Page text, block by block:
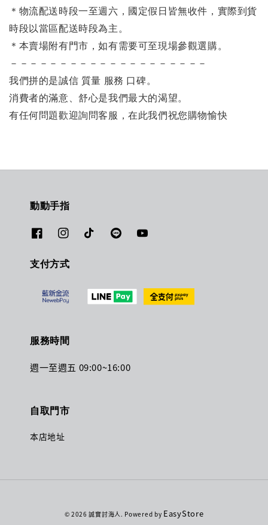
＊物流配送時段一至週六，國定假日皆無收件，實際到貨
時段以當區配送時段為主。
＊本賣場附有門市，如有需要可至現場參觀選購。
－－－－－－－－－－－－－－－－－－－－
我們拼的是誠信 質量 服務 口碑。
消費者的滿意、舒心是我們最大的渴望。
有任何問題歡迎詢問客服，在此我們祝您購物愉快
動動手指
支付方式
服務時間
週一至週五 09:00~16:00
自取門市
本店地址
© 2026 誠實討海人. Powered by EasyStore